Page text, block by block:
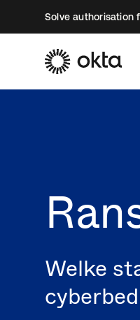
Solve authorisation
Welke